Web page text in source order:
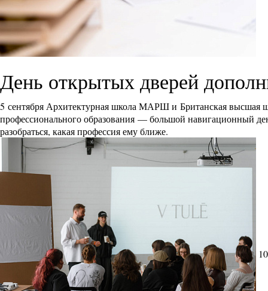
День открытых дверей
5 сентября Архитектурная школа МАРШ и Британская высшая
профессионального образования — большой навигационный
разобраться, какая профессия ему ближе.